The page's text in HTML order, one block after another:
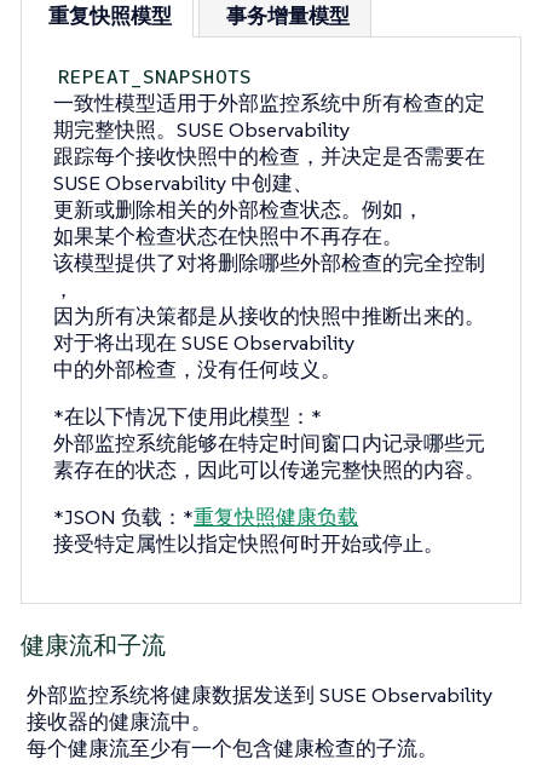
重复快照模型 事务增量模型
REPEAT_SNAPSHOTS
一致性模型适用于外部监控系统中所有检查的定
期完整快照。SUSE Observability
跟踪每个接收快照中的检查，并决定是否需要在
SUSE Observability 中创建、
更新或删除相关的外部检查状态。例如，
如果某个检查状态在快照中不再存在。
该模型提供了对将删除哪些外部检查的完全控制
，
因为所有决策都是从接收的快照中推断出来的。
对于将出现在 SUSE Observability
中的外部检查，没有任何歧义。
*在以下情况下使用此模型：*
外部监控系统能够在特定时间窗口内记录哪些元
素存在的状态，因此可以传递完整快照的内容。
*JSON 负载：*重复快照健康负载
接受特定属性以指定快照何时开始或停止。
健康流和子流
外部监控系统将健康数据发送到 SUSE Observability
接收器的健康流中。
每个健康流至少有一个包含健康检查的子流。